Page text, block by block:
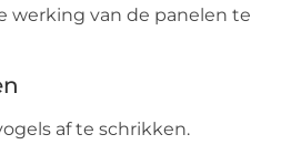
werking van de panelen te
af te schrikken.